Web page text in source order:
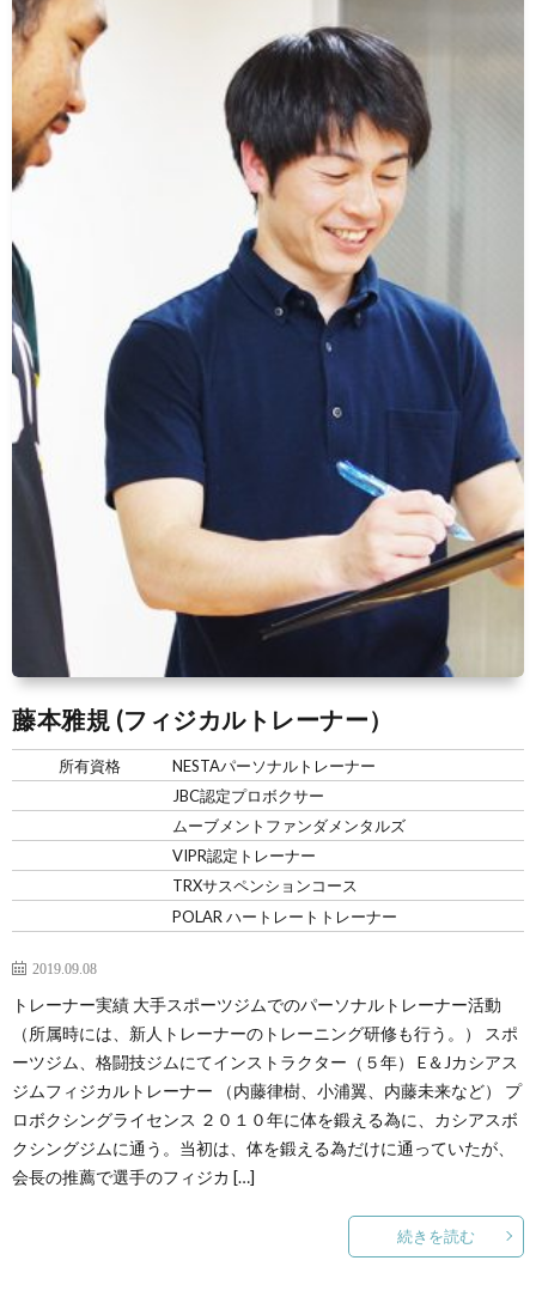
藤本雅規 (フィジカルトレーナー）
所有資格
NESTAパーソナルトレーナー
JBC認定プロボクサー
ムーブメントファンダメンタルズ
VIPR認定トレーナー
TRXサスペンションコース
POLAR ハートレートトレーナー
2019.09.08
トレーナー実績 大手スポーツジムでのパーソナルトレーナー活動
（所属時には、新人トレーナーのトレーニング研修も行う。） スポ
ーツジム、格闘技ジムにてインストラクター（５年） E＆Jカシアス
ジムフィジカルトレーナー （内藤律樹、小浦翼、内藤未来など） プ
ロボクシングライセンス ２０１０年に体を鍛える為に、カシアスボ
クシングジムに通う。当初は、体を鍛える為だけに通っていたが、
会長の推薦で選手のフィジカ […]
続きを読む